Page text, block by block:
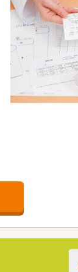
。
安全性を高め